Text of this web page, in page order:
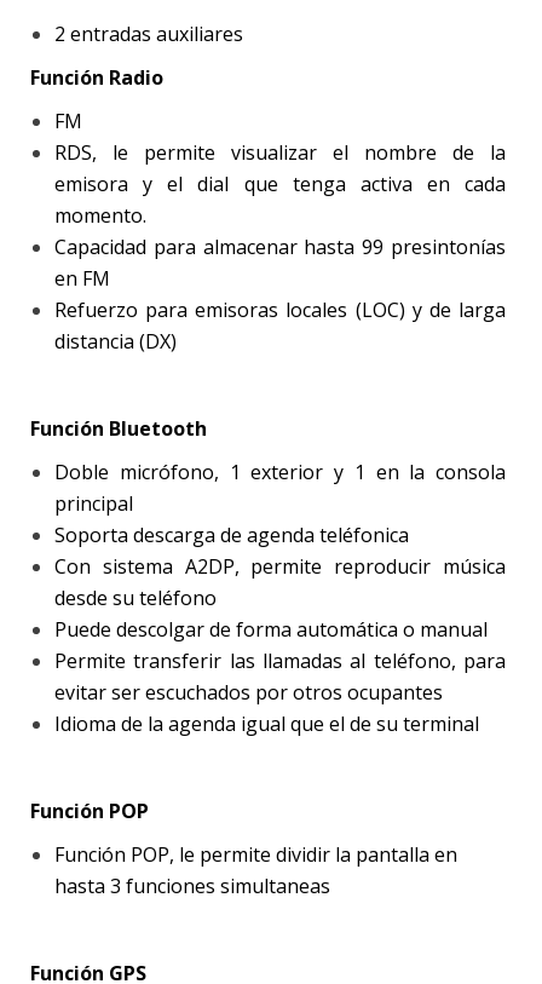
2 entradas auxiliares
Función Radio
FM
RDS, le permite visualizar el nombre de la
emisora y el dial que tenga activa en cada
momento.
Capacidad para almacenar hasta 99 presintonías
en FM
Refuerzo para emisoras locales (LOC) y de larga
distancia (DX)
Función Bluetooth
Doble micrófono, 1 exterior y 1 en la consola
principal
Soporta descarga de agenda teléfonica
Con sistema A2DP, permite reproducir música
desde su teléfono
Puede descolgar de forma automática o manual
Permite transferir las llamadas al teléfono, para
evitar ser escuchados por otros ocupantes
Idioma de la agenda igual que el de su terminal
Función POP
Función POP, le permite dividir la pantalla en
hasta 3 funciones simultaneas
Función GPS